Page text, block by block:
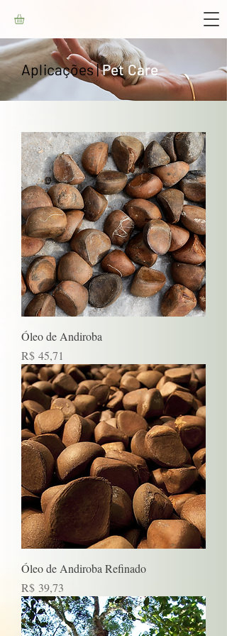
Aplicações |Pet Care
Óleo de Andiroba
Preço
R$ 45,71
Óleo de Andiroba Refinado
Preço
R$ 39,73